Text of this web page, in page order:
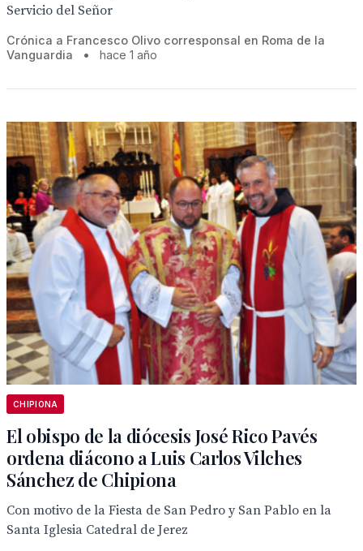
Servicio del Señor
Crónica a Francesco Olivo corresponsal en Roma de la
Vanguardia
• hace 1 año
CHIPIONA
El obispo de la diócesis José Rico Pavés
ordena diácono a Luis Carlos Vilches
Sánchez de Chipiona
Con motivo de la Fiesta de San Pedro y San Pablo en la
Santa Iglesia Catedral de Jerez